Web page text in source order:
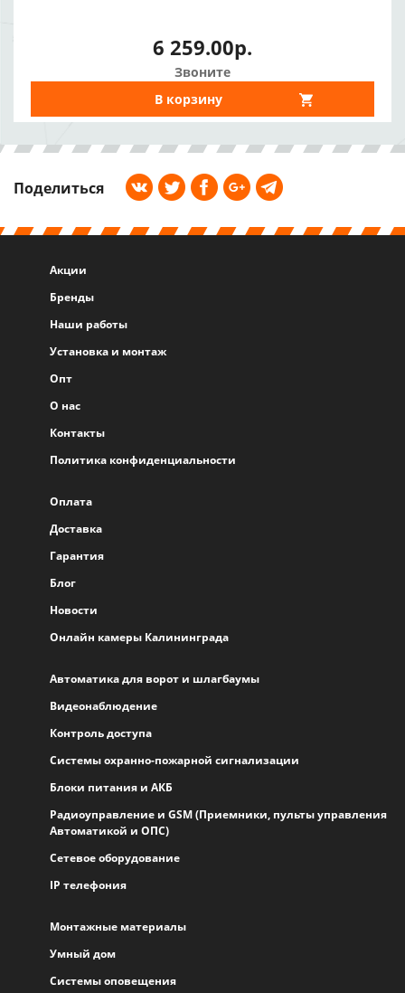
6 259.00р.
Звоните
В корзину
Поделиться
Акции
Бренды
Наши работы
Установка и монтаж
Опт
О нас
Контакты
Политика конфиденциальности
Оплата
Доставка
Гарантия
Блог
Новости
Онлайн камеры Калининграда
Автоматика для ворот и шлагбаумы
Видеонаблюдение
Контроль доступа
Системы охранно-пожарной сигнализации
Блоки питания и АКБ
Радиоуправление и GSM (Приемники, пульты управления
Автоматикой и ОПС)
Сетевое оборудование
IP телефония
Монтажные материалы
Умный дом
Системы оповещения